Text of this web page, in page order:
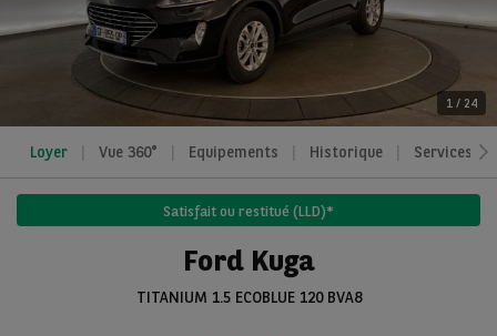
1 / 24
Loyer Vue 360° Equipements Historique Services
Satisfait ou restitué (LLD)*
Ford Kuga
TITANIUM 1.5 ECOBLUE 120 BVA8